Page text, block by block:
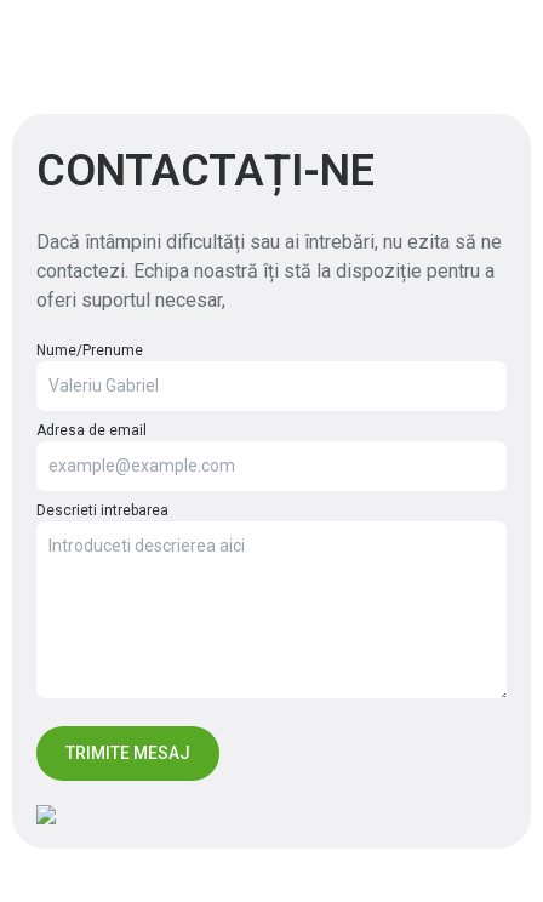
CONTACTAȚI-NE
Dacă întâmpini dificultăți sau ai întrebări, nu ezita să ne
contactezi. Echipa noastră îți stă la dispoziție pentru a
oferi suportul necesar,
Nume/Prenume
Adresa de email
Descrieti intrebarea